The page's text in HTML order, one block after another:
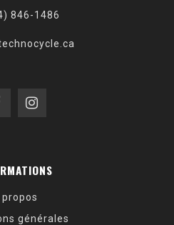
846-1486
propos
générales